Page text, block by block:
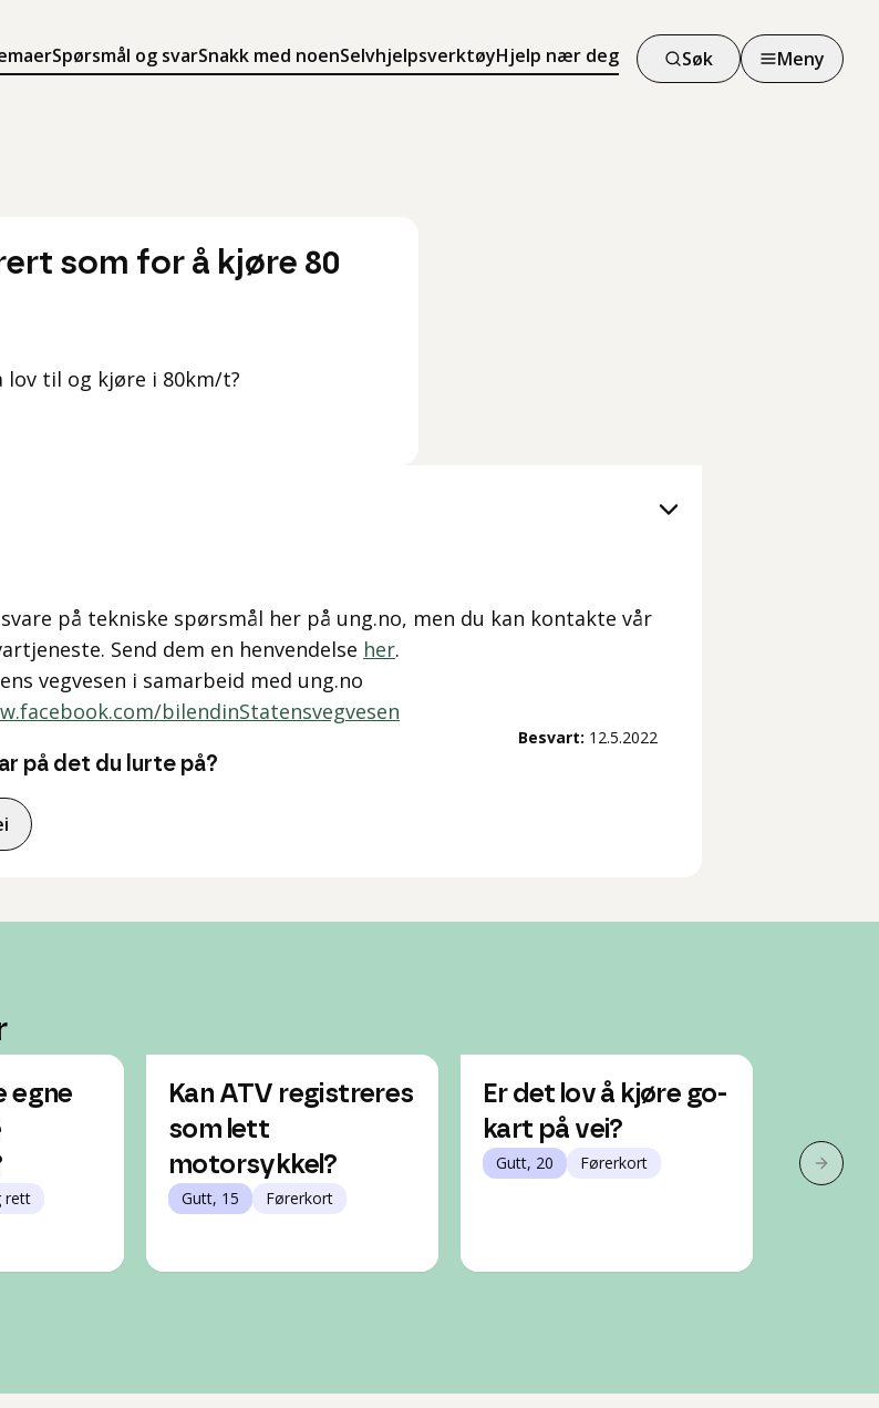
Spørsmål og svarSnakk med noenSelvhjelpsverktøyHjelp nær deg Søk Meny
som for å kjøre 80
lov til og kjøre i 80km/t?
på tekniske spørsmål her på ung.no, men du kan kontakte vår
Send dem en henvendelse her.
vegvesen i samarbeid med ung.no
bilendinStatensvegvesen
Besvart: 12.5.2022
på det du lurte på?
egne
rett
Kan ATV registreres
som lett
motorsykkel?
Gutt, 15 Førerkort
Er det lov å kjøre go-
kart på vei?
Gutt, 20 Førerkort Neste